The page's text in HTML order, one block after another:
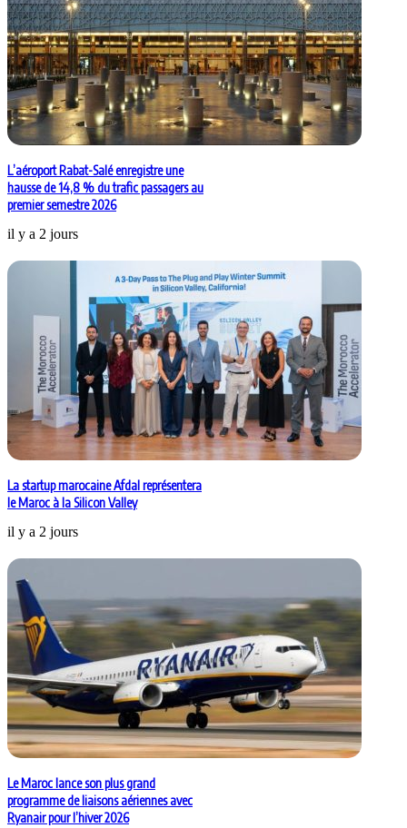
L’aéroport Rabat-Salé enregistre une
hausse de 14,8 % du trafic passagers au
premier semestre 2026
il y a 2 jours
La startup marocaine Afdal représentera
le Maroc à la Silicon Valley
il y a 2 jours
Le Maroc lance son plus grand
programme de liaisons aériennes avec
Ryanair pour l’hiver 2026